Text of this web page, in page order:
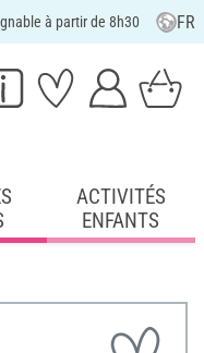
à partir de 8h30 FR
ACTIVITÉS
ENFANTS